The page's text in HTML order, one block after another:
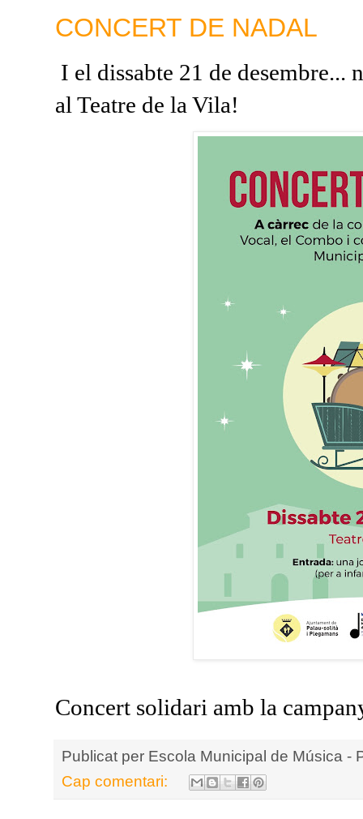
CONCERT DE NADAL
I el dissabte 21 de desembre...
al Teatre de la Vila!
Concert solidari amb la
Publicat per Escola Municipal de Música -
Cap comentari: